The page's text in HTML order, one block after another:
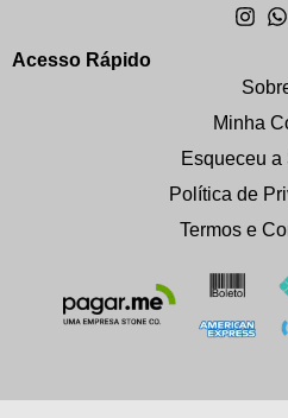
Acesso Rápido
Minha
Esqueceu a
Política de
Termos e